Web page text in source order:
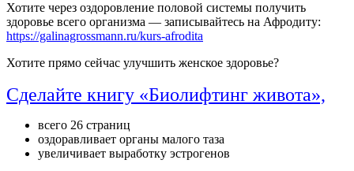
Хотите через оздоровление половой системы получить
здоровье всего организма — записывайтесь на Афродиту:
https://galinagrossmann.ru/kurs-afrodita
Хотите прямо сейчас улучшить женское здоровье?
Сделайте книгу «Биолифтинг живота»,
всего 26 страниц
оздоравливает органы малого таза
увеличивает выработку эстрогенов